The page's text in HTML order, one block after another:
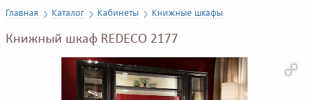
Главная Каталог Кабинеты Книжные шкафы
Книжный шкаф REDECO 2177